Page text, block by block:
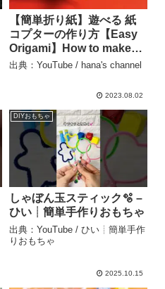
【簡単折り紙】遊べる 紙
コプターの作り方【Easy
Origami】How to make
paper helicopter 종이접기
具 DIY 紙トンド おも
channel
出典：YouTube / hana's channel
2023.08.02
DIYおもちゃ
しゃぼん玉スティック🫧 –
ひい┊︎簡単手作りおもちゃ
出典：YouTube / ひい┊︎簡単手作
りおもちゃ
2025.10.15